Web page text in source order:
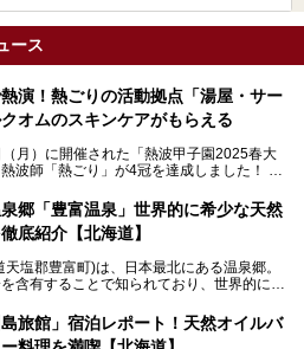
ース
演！熱ごりの活動拠点「湯屋・サー
オムのスキンケアがもらえる
月）に開催された「熱波甲子園2025春大
波師「熱ごり」が4冠を達成しました！
道の銭湯「湯屋・サーモン」にて、メンズ
ド バルクオムの「ONE DAY KIT」を数量
いたします。
ださい。※6月13日配布開始、なくなり次
バルクオム【PR】
郷「豊富温泉」世界的に希少な天然
底紹介【北海道】
塩郡豊富町)は、日本最北にある温泉郷。
含有することで知られており、世界的にも
われ、遠隔地ながらも全国から湯治・療養
が訪れます。
旅館」宿泊レポート！天然オイルバ